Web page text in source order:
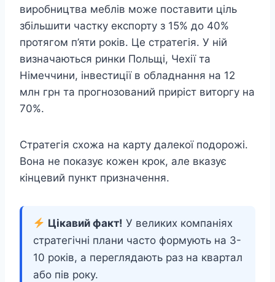
виробництва меблів може поставити ціль
збільшити частку експорту з 15% до 40%
протягом п’яти років. Це стратегія. У ній
визначаються ринки Польщі, Чехії та
Німеччини, інвестиції в обладнання на 12
млн грн та прогнозований приріст виторгу на
70%.
Стратегія схожа на карту далекої подорожі.
Вона не показує кожен крок, але вказує
кінцевий пункт призначення.
Цікавий факт! У великих компаніях
стратегічні плани часто формують на 3-
10 років, а переглядають раз на квартал
або пів року.